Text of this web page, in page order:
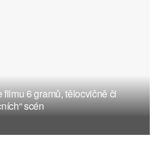
6 gramů, tělocvičně či
scén